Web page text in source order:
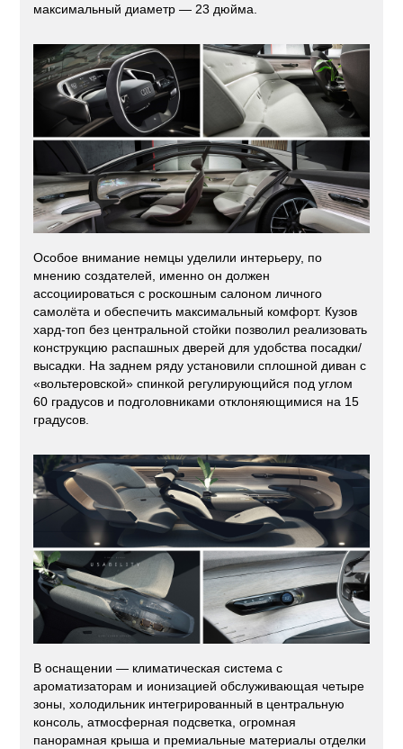
максимальный диаметр — 23 дюйма.
Особое внимание немцы уделили интерьеру, по
мнению создателей, именно он должен
ассоциироваться с роскошным салоном личного
самолёта и обеспечить максимальный комфорт. Кузов
хард-топ без центральной стойки позволил реализовать
конструкцию распашных дверей для удобства посадки/
высадки. На заднем ряду установили сплошной диван с
«вольтеровской» спинкой регулирующийся под углом
60 градусов и подголовниками отклоняющимися на 15
градусов.
В оснащении — климатическая система с
ароматизаторам и ионизацией обслуживающая четыре
зоны, холодильник интегрированный в центральную
консоль, атмосферная подсветка, огромная
панорамная крыша и премиальные материалы отделки